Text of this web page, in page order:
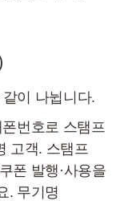
이 나뉩니다.
번호로 스탬프
고객. 스탬프
폰 발행·사용을
. 무기명